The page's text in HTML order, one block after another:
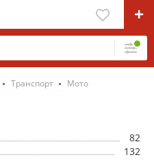
Транспорт Мото
82
132